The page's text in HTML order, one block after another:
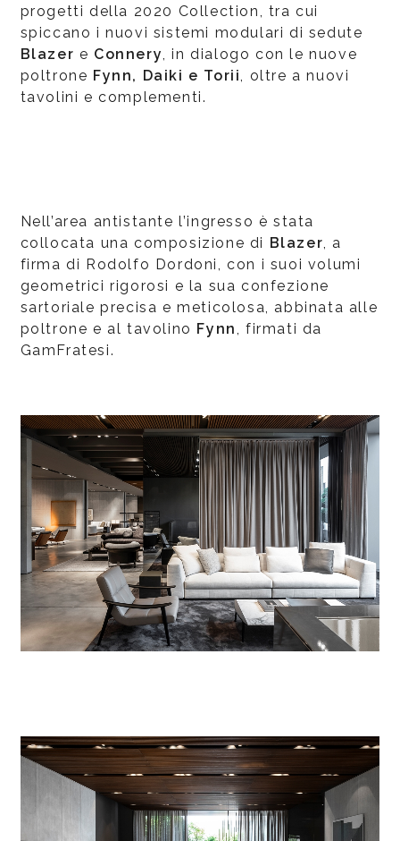
progetti della 2020 Collection, tra cui
spiccano i nuovi sistemi modulari di sedute
Blazer e Connery, in dialogo con le nuove
poltrone Fynn, Daiki e Torii, oltre a nuovi
tavolini e complementi.
Nell’area antistante l’ingresso è stata
collocata una composizione di Blazer, a
firma di Rodolfo Dordoni, con i suoi volumi
geometrici rigorosi e la sua confezione
sartoriale precisa e meticolosa, abbinata alle
poltrone e al tavolino Fynn, firmati da
GamFratesi.